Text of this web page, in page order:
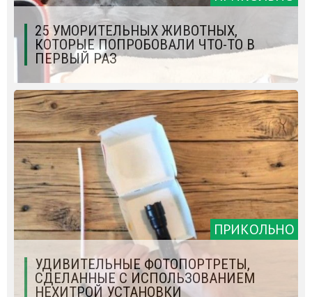
25 УМОРИТЕЛЬНЫХ ЖИВОТНЫХ,
КОТОРЫЕ ПОПРОБОВАЛИ ЧТО-ТО В
ПЕРВЫЙ РАЗ
ПРИКОЛЬНО
УДИВИТЕЛЬНЫЕ ФОТОПОРТРЕТЫ,
СДЕЛАННЫЕ С ИСПОЛЬЗОВАНИЕМ
НЕХИТРОЙ УСТАНОВКИ